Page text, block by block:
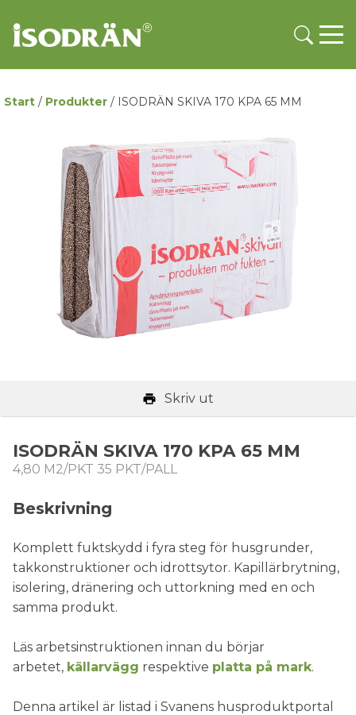
Start / Produkter / ISODRÄN SKIVA 170 KPA 65 MM
Skriv ut
ISODRÄN SKIVA 170 KPA 65 MM
4,80 M2/PKT 35 PKT/PALL
Beskrivning
Komplett fuktskydd i fyra steg för husgrunder,
takkonstruktioner och idrottsytor. Kapillärbrytning,
isolering, dränering och uttorkning med en och
samma produkt.
Läs arbetsinstruktionen innan du börjar
arbetet, källarvägg respektive platta på mark.
Denna artikel är listad i Svanens husproduktportal